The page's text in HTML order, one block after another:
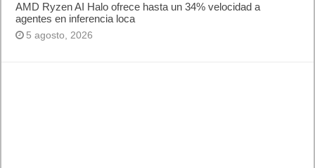
AMD Ryzen AI Halo ofrece hasta un 34% velocidad a
agentes en inferencia loca
5 agosto, 2026